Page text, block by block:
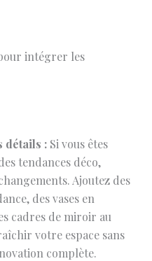
intégrer les
détails : Si vous êtes
tendances déco,
Ajoutez des
des vases en
cadres de miroir au
votre espace sans
complète.